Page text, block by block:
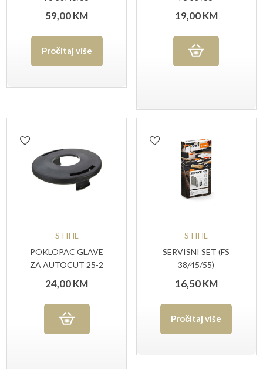
59,00KM
Pročitaj više
(POVRATNA
OPRUGA)
19,00KM
STIHL
POKLOPAC GLAVE
ZA AUTOCUT 25-2
24,00KM
STIHL
SERVISNI SET (FS
38/45/55)
16,50KM
Pročitaj više